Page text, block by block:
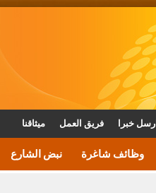
ميثاقنا فريق العمل ارسل خبرا
نبض الشارع وظائف شاغرة